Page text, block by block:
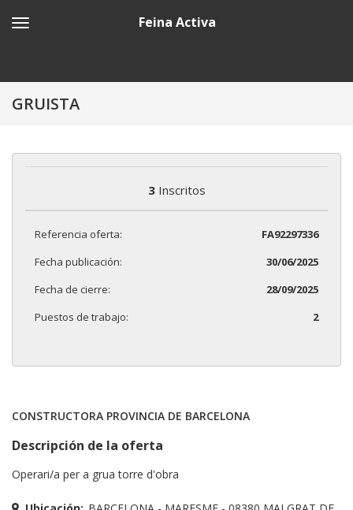
Feina Activa
GRUISTA
3Inscritos
Referencia oferta:
FA92297336
Fecha publicación:
30/06/2025
Fecha de cierre:
28/09/2025
Puestos de trabajo:
2
CONSTRUCTORA PROVINCIA DE BARCELONA
Descripción de la oferta
Operari/a per a grua torre d'obra